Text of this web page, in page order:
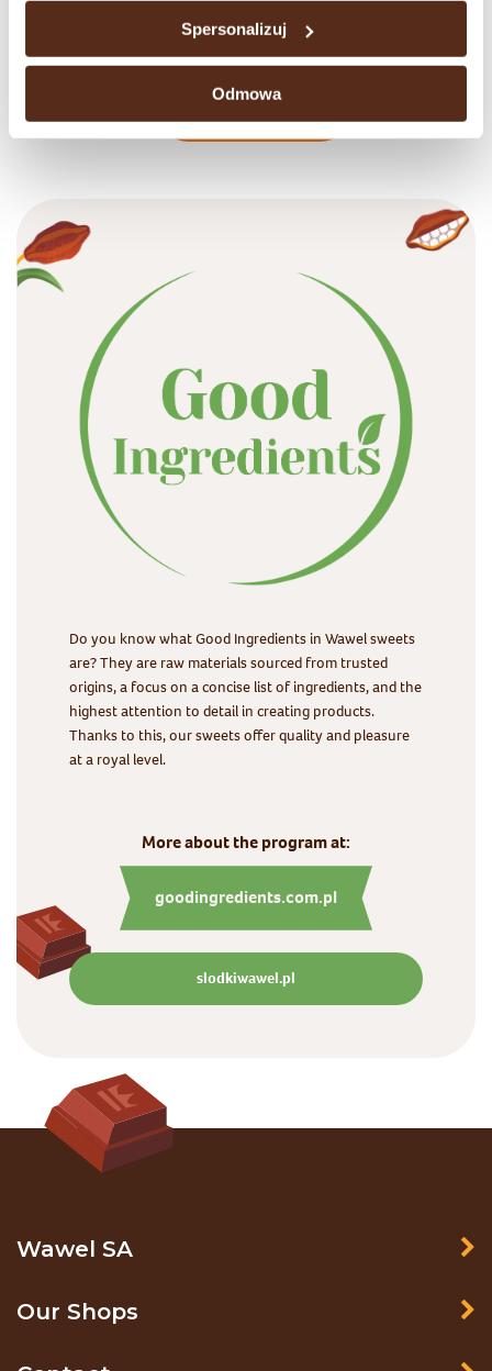
Spersonalizuj
Odmowa
Chocolate bars
Do you know what Good Ingredients in Wawel sweets
are? They are raw materials sourced from trusted
origins, a focus on a concise list of ingredients, and the
highest attention to detail in creating products.
Thanks to this, our sweets offer quality and pleasure
at a royal level.
More about the program at:
goodingredients.com.pl
slodkiwawel.pl
Wawel SA
Our Shops